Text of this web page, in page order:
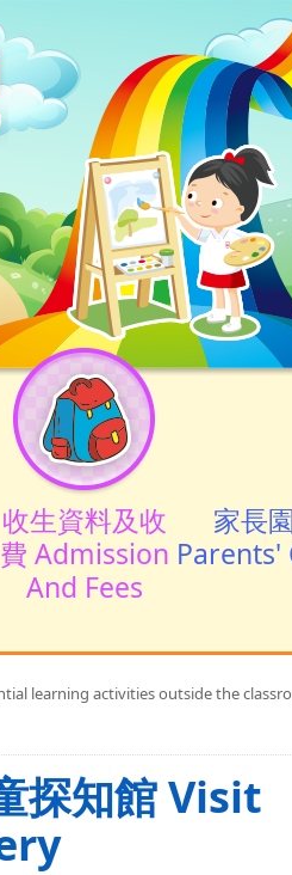
收生資料及收
費 Admission
And Fees
家長
Parents'
learning activities outside the
探知館 Visit